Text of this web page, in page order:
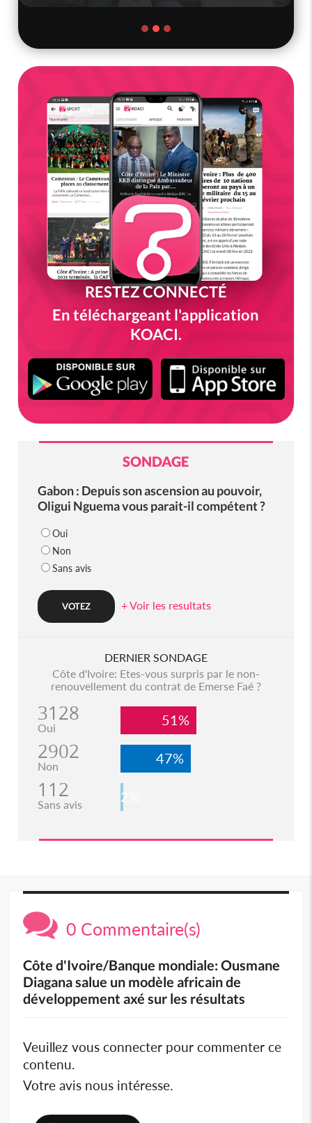
RESTEZ CONNECTÉ
En téléchargeant l'application
KOACI.
SONDAGE
Gabon : Depuis son ascension au pouvoir,
Oligui Nguema vous parait-il compétent ?
Oui
Non
Sans avis
+ Voir les resultats
DERNIER SONDAGE
Côte d'Ivoire: Etes-vous surpris par le non-
renouvellement du contrat de Emerse Faé ?
3128
Oui 51%
2902
Non 47%
112
Sans avis 2%
0 Commentaire(s)
Côte d'Ivoire/Banque mondiale: Ousmane
Diagana salue un modèle africain de
développement axé sur les résultats
Veuillez vous connecter pour commenter ce
contenu.
Votre avis nous intéresse.